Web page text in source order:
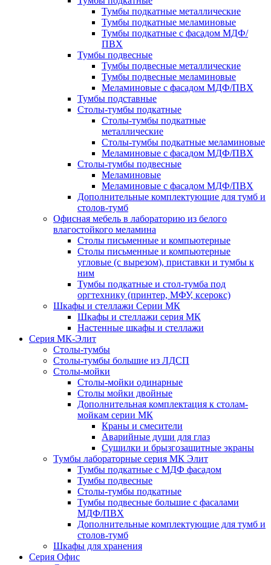
Тумбы подкатные металлические
Тумбы подкатные меламиновые
Тумбы подкатные с фасадом МДФ/
ПВХ
Тумбы подвесные
Тумбы подвесные металлические
Тумбы подвесные меламиновые
Меламиновые с фасадом МДФ/ПВХ
Тумбы подставные
Столы-тумбы подкатные
Столы-тумбы подкатные
металлические
Столы-тумбы подкатные меламиновые
Меламиновые с фасадом МДФ/ПВХ
Столы-тумбы подвесные
Меламиновые
Меламиновые с фасадом МДФ/ПВХ
Дополнительные комплектующие для тумб и
столов-тумб
Офисная мебель в лабораторию из белого
влагостойкого меламина
Столы письменные и компьютерные
Столы письменные и компьютерные
угловые (с вырезом), приставки и тумбы к
ним
Тумбы подкатные и стол-тумба под
оргтехнику (принтер, МФУ, ксерокс)
Шкафы и стеллажи Серии МК
Шкафы и стеллажи серия МК
Настенные шкафы и стеллажи
Серия МК-Элит
Столы-тумбы
Столы-тумбы большие из ЛДСП
Столы-мойки
Столы-мойки одинарные
Столы мойки двойные
Дополнительная комплектация к столам-
мойкам серии МК
Краны и смесители
Аварийные души для глаз
Сушилки и брызгозащитные экраны
Тумбы лабораторные серия МК Элит
Тумбы подкатные с МДФ фасадом
Тумбы подвесные
Столы-тумбы подкатные
Тумбы подвесные большие с фасалами
МДФ/ПВХ
Дополнительные комплектующие для тумб и
столов-тумб
Шкафы для хранения
Серия Офис